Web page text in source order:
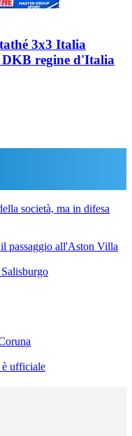
3x3 Italia
DKB regine d'Italia
società, ma in difesa
passaggio all'Aston Villa
è ufficiale